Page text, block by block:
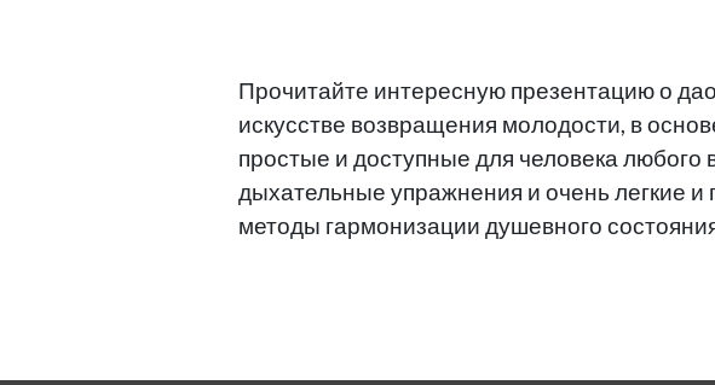
Прочитайте интересную презентацию о
искусстве возвращения молодости, в
простые и доступные для человека любого
дыхательные упражнения и очень легкие и
методы гармонизации душевного